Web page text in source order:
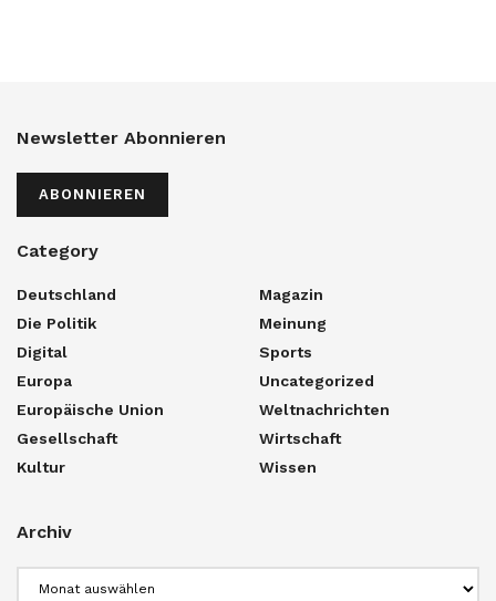
Newsletter Abonnieren
ABONNIEREN
Category
Deutschland
Die Politik
Digital
Europa
Europäische Union
Gesellschaft
Kultur
Magazin
Meinung
Sports
Uncategorized
Weltnachrichten
Wirtschaft
Wissen
Archiv